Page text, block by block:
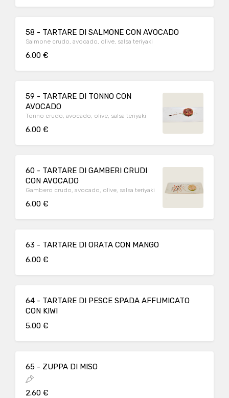
58 - TARTARE DI SALMONE CON AVOCADO
Salmone crudo, avocado, olive, salsa teriyaki
6.00 €
59 - TARTARE DI TONNO CON
AVOCADO
Tonno crudo, avocado, olive, salsa teriyaki
6.00 €
60 - TARTARE DI GAMBERI CRUDI
CON AVOCADO
Gambero crudo, avocado, olive, salsa teriyaki
6.00 €
63 - TARTARE DI ORATA CON MANGO
6.00 €
64 - TARTARE DI PESCE SPADA AFFUMICATO
CON KIWI
5.00 €
65 - ZUPPA DI MISO
2.60 €